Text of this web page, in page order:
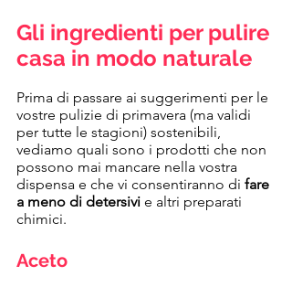
Gli ingredienti per pulire
casa in modo naturale
Prima di passare ai suggerimenti per le
vostre pulizie di primavera (ma validi
per tutte le stagioni) sostenibili,
vediamo quali sono i prodotti che non
possono mai mancare nella vostra
dispensa e che vi consentiranno di fare
a meno di detersivi e altri preparati
chimici.
Aceto